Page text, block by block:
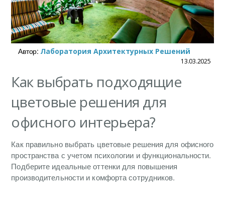
Автор: Лаборатория Архитектурных Решений
13.03.2025
Как выбрать подходящие
цветовые решения для
офисного интерьера?
Как правильно выбрать цветовые решения для офисного
пространства с учетом психологии и функциональности.
Подберите идеальные оттенки для повышения
производительности и комфорта сотрудников.